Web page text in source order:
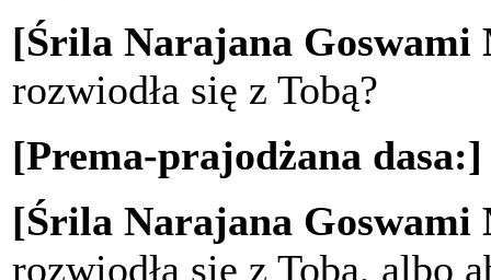
[Śrila Narajana Goswami
rozwiodła się z Tobą?
[Prema-prajodżana dasa:]
[Śrila Narajana Goswami
rozwiodła się z Tobą, albo